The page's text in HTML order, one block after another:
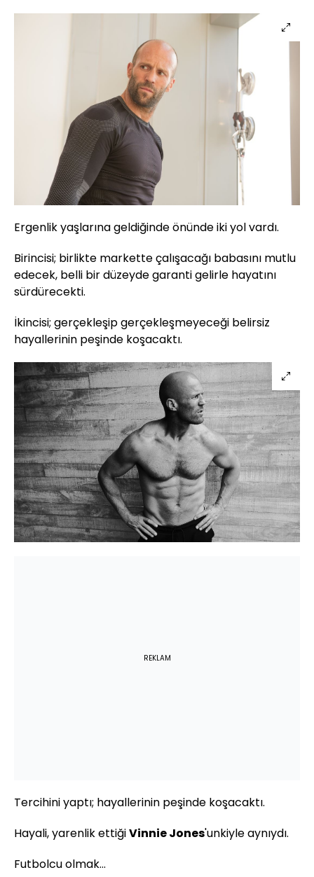
Ergenlik yaşlarına geldiğinde önünde iki yol vardı.
Birincisi; birlikte markette çalışacağı babasını mutlu
edecek, belli bir düzeyde garanti gelirle hayatını
sürdürecekti.
İkincisi; gerçekleşip gerçekleşmeyeceği belirsiz
hayallerinin peşinde koşacaktı.
REKLAM
Tercihini yaptı; hayallerinin peşinde koşacaktı.
Hayali, yarenlik ettiğiVinnieJones'unkiyleaynıydı.
Futbolcu olmak...